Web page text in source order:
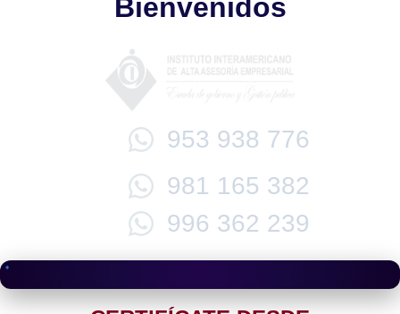
Bienvenidos
953 938 776
981 165 382
996 362 239